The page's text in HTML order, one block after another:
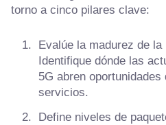
torno a cinco pilares clave:
Evalúe la madurez de
Identifique dónde las
5G abren oportunidades
servicios.
Define niveles de